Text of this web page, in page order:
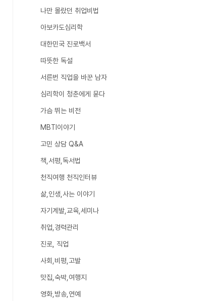
나만 몰랐던 취업비법
아보카도심리학
대한민국 진로백서
따뜻한 독설
서른번 직업을 바꾼 남자
심리학이 청춘에게 묻다
가슴 뛰는 비전
MBTI이야기
고민 상담 Q&A
책,서평,독서법
천직여행 천직인터뷰
삶,인생,사는 이야기
자기계발,교육,세미나
취업,경력관리
진로, 직업
사회,비평,고발
맛집,숙박,여행지
영화,방송,연예